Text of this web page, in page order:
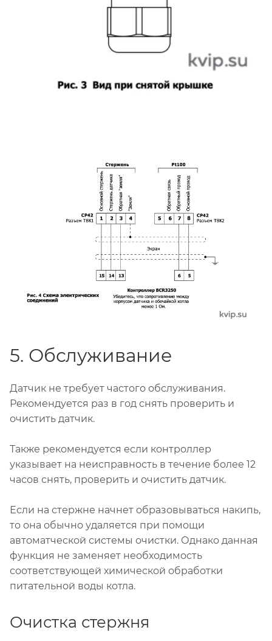
5. Обслуживание
Датчик не требует частого обслуживания.
Рекомендуется раз в год снять проверить и
очистить датчик.
Также рекомендуется если контроллер
указывает на неисправность в течение более 12
часов снять, проверить и очистить датчик.
Если на стержне начнет образовываться накипь,
то она обычно удаляется при помощи
автоматческой системы очистки. Однако данная
функция не заменяет необходимость
соответствующей химической обработки
питательной воды котла.
Очистка стержня